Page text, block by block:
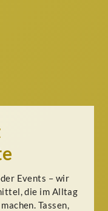
Events – wir
die im Alltag
Tassen,